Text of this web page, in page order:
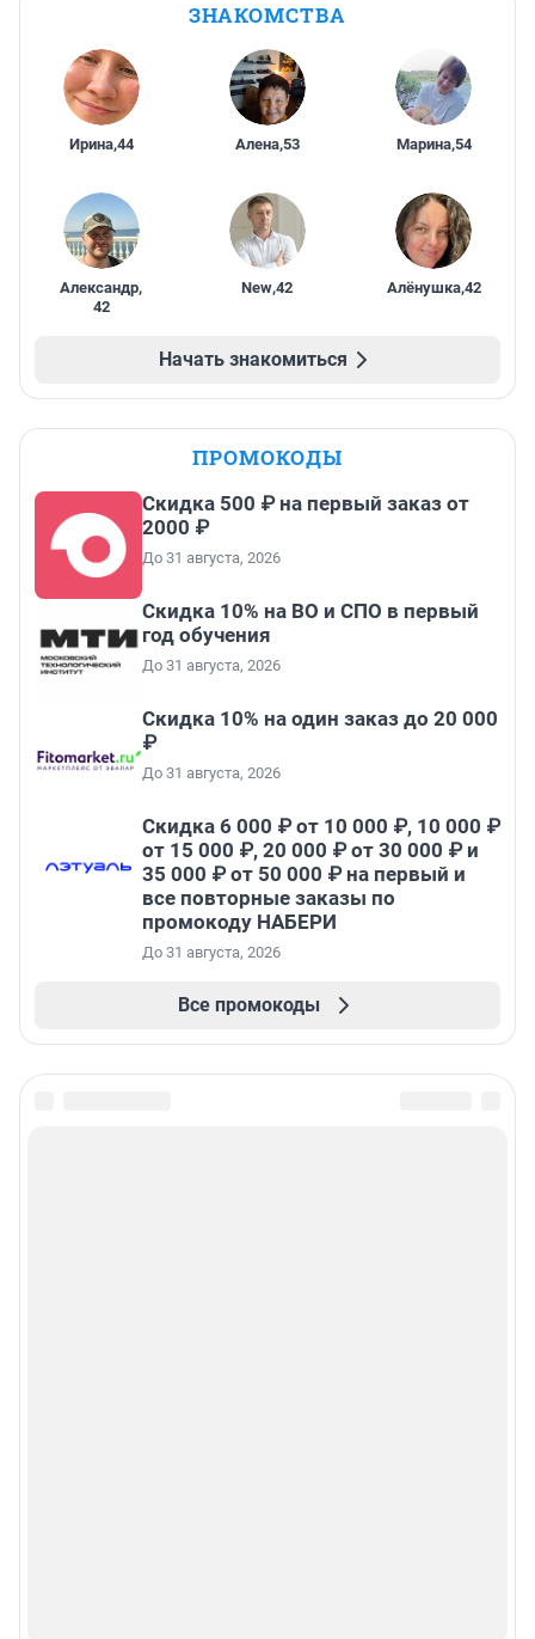
ЗНАКОМСТВА
Ирина,44 Алена,53 Марина,54
Александр,
42
New,42 Алёнушка,42
Начать знакомиться
ПРОМОКОДЫ
Скидка 500 ₽ на первый заказ от
2000 ₽
До 31 августа, 2026
Скидка 10% на ВО и СПО в первый
год обучения
До 31 августа, 2026
Скидка 10% на один заказ до 20 000
₽
До 31 августа, 2026
Скидка 6 000 ₽ от 10 000 ₽, 10 000 ₽
от 15 000 ₽, 20 000 ₽ от 30 000 ₽ и
35 000 ₽ от 50 000 ₽ на первый и
все повторные заказы по
промокоду НАБЕРИ
До 31 августа, 2026
Все промокоды